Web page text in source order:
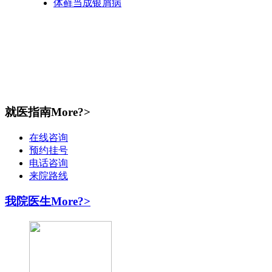
体藓当成银屑病
就医指南More?>
在线咨询
预约挂号
电话咨询
来院路线
我院医生More?>